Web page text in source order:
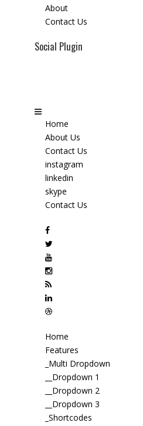
About
Contact Us
Social Plugin
Home
About Us
Contact Us
instagram
linkedin
skype
Contact Us
Home
Features
_Multi Dropdown
__Dropdown 1
__Dropdown 2
__Dropdown 3
_Shortcodes